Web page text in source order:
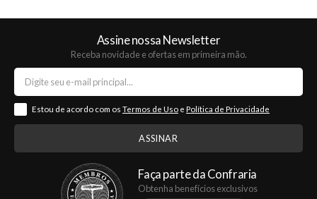
Assine nossa Newsletter
Receba novidade e ofertas em primeira mão.
Estou de acordo com os Termos de Uso e Política de Privacidade
Faça parte da Confraria
Obtenha benefícios exclusivos